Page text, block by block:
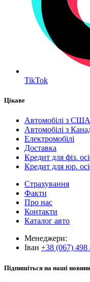
TikTok
Цікаве
Автомобілі з США
Автомобілі з
Електромобілі
Доставка
Кредит для фіз.
Кредит для юр.
Страхування
Факти
Про нас
Контакти
Каталог авто
Менеджери:
Іван +38 (067) 498
Підпишіться на наші